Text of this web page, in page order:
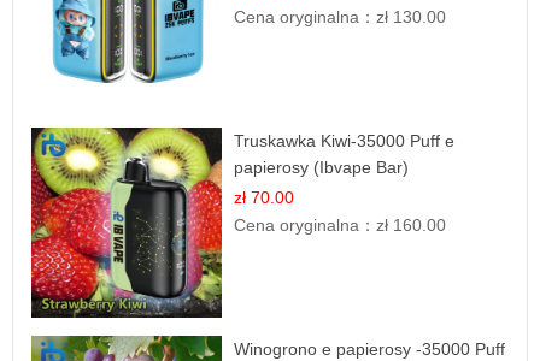
Cena oryginalna：zł 130.00
Truskawka Kiwi-35000 Puff e
papierosy (Ibvape Bar)
zł 70.00
Cena oryginalna：zł 160.00
Winogrono e papierosy -35000 Puff